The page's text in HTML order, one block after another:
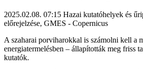
2025.02.08. 07:15 Hazai kutatóhelyek és
előrejelzése, GMES - Copernicus
A szaharai porviharokkal is számolni kell a
energiatermelésben – állapították meg friss
kutatók.